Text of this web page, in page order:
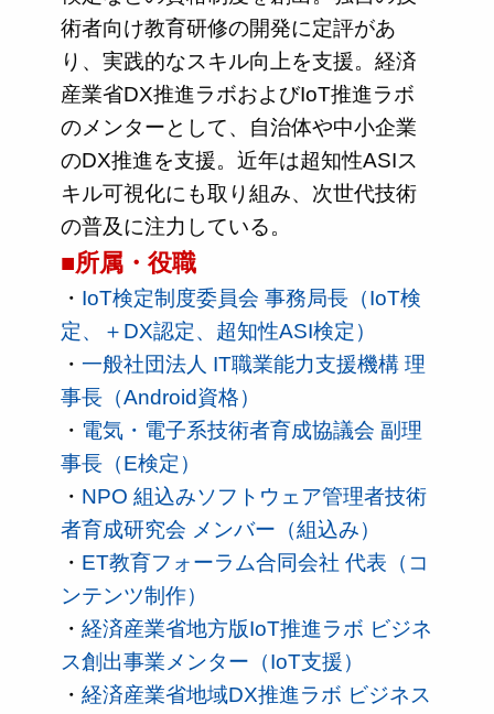
術者向け教育研修の開発に定評があ
り、実践的なスキル向上を支援。経済
産業省DX推進ラボおよびIoT推進ラボ
のメンターとして、自治体や中小企業
のDX推進を支援。近年は超知性ASIス
キル可視化にも取り組み、次世代技術
の普及に注力している。
■所属・役職
・ IoT検定制度委員会 事務局長（IoT検
定、＋DX認定、超知性ASI検定）
・ 一般社団法人 IT職業能力支援機構 理
事長（Android資格）
・ 電気・電子系技術者育成協議会 副理
事長（E検定）
・ NPO 組込みソフトウェア管理者技術
者育成研究会 メンバー（組込み）
・ ET教育フォーラム合同会社 代表（コ
ンテンツ制作）
・ 経済産業省地方版IoT推進ラボ ビジネ
ス創出事業メンター（IoT支援）
・ 経済産業省地域DX推進ラボ ビジネス